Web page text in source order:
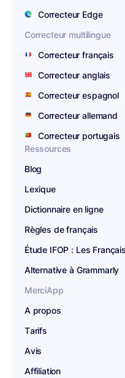
Correcteur Edge
Correcteur multilingue
Correcteur français
Correcteur anglais
Correcteur espagnol
Correcteur allemand
Correcteur portugais
Ressources
Blog
Lexique
Dictionnaire en ligne
Règles de français
Étude IFOP : Les
Alternative à Grammarly
MerciApp
A propos
Tarifs
Avis
Affiliation